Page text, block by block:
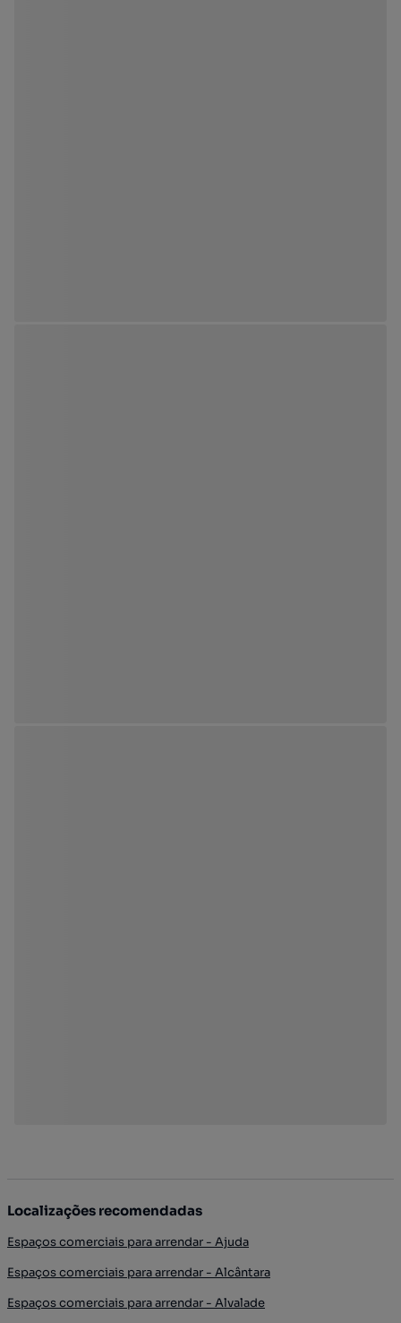
Localizações recomendadas
Espaços comerciais para arrendar - Ajuda
Espaços comerciais para arrendar - Alcântara
Espaços comerciais para arrendar - Alvalade